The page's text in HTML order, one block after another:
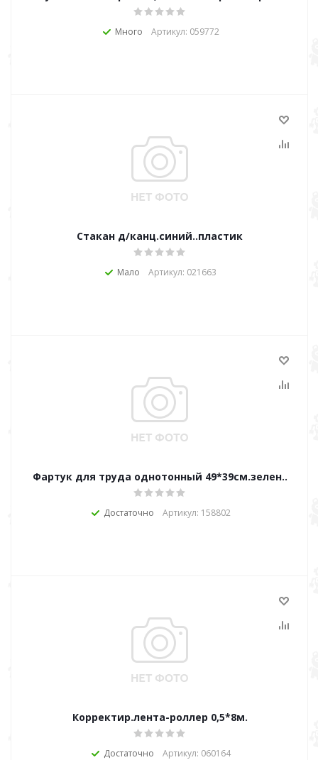
Много Артикул: 059772
Стакан д/канц.синий..пластик
Мало Артикул: 021663
Фартук для труда однотонный 49*39см.зелен..
Достаточно Артикул: 158802
Корректир.лента-роллер 0,5*8м.
Достаточно Артикул: 060164